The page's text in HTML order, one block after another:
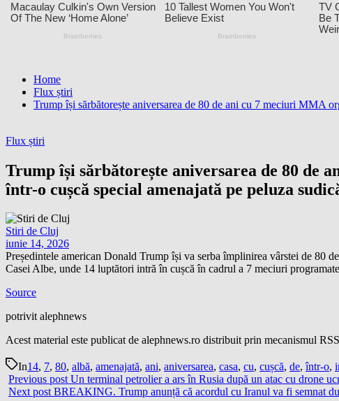
Home
Flux știri
Trump își sărbătorește aniversarea de 80 de ani cu 7 meciuri MMA
Flux știri
Trump își sărbătorește aniversarea de 80 de
într-o cușcă special amenajată pe peluza
Stiri de Cluj
iunie 14, 2026
Președintele american Donald Trump își va serba împlinirea vârstei de 80
Casei Albe, unde 14 luptători intră în cușcă în cadrul a 7 meciuri
Source
potrivit alephnews
Acest material este publicat de alephnews.ro distribuit prin mecanismul
In14, 7, 80, albă, amenajată, ani, aniversarea, casa, cu, cușcă, de,într-o,
Previous post Un terminal petrolier a ars în Rusia după un atac cu drone
Next post BREAKING. Trump anunță că acordul cu Iranul va fi semnat